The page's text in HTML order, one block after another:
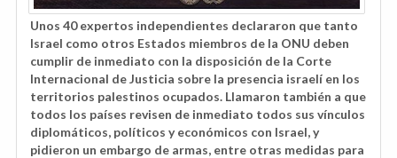
Unos 40 expertos independientes declararon que tanto
Israel como otros Estados miembros de la ONU deben
cumplir de inmediato con la disposición de la Corte
Internacional de Justicia sobre la presencia israelí en los
territorios palestinos ocupados. Llamaron también a que
todos los países revisen de inmediato todos sus vínculos
diplomáticos, políticos y económicos con Israel, y
pidieron un embargo de armas, entre otras medidas para